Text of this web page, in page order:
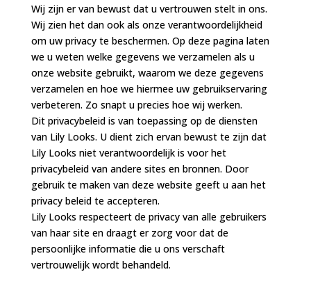
Wij zijn er van bewust dat u vertrouwen stelt in ons.
Wij zien het dan ook als onze verantwoordelijkheid
om uw privacy te beschermen. Op deze pagina laten
we u weten welke gegevens we verzamelen als u
onze website gebruikt, waarom we deze gegevens
verzamelen en hoe we hiermee uw gebruikservaring
verbeteren. Zo snapt u precies hoe wij werken.
Dit privacybeleid is van toepassing op de diensten
van Lily Looks. U dient zich ervan bewust te zijn dat
Lily Looks niet verantwoordelijk is voor het
privacybeleid van andere sites en bronnen. Door
gebruik te maken van deze website geeft u aan het
privacy beleid te accepteren.
Lily Looks respecteert de privacy van alle gebruikers
van haar site en draagt er zorg voor dat de
persoonlijke informatie die u ons verschaft
vertrouwelijk wordt behandeld.